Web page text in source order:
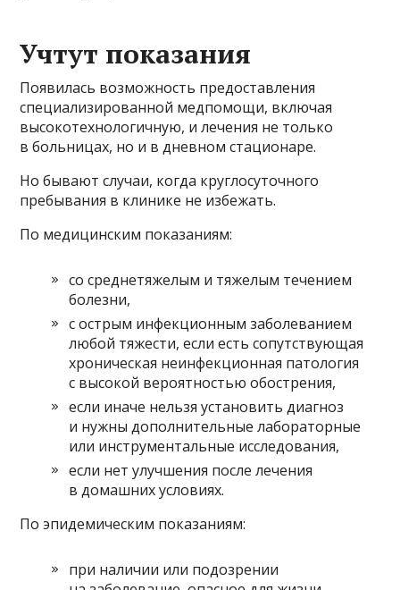
Учтут показания
Появилась возможность предоставления
специализированной медпомощи, включая
высокотехнологичную, и лечения не только
в больницах, но и в дневном стационаре.
Но бывают случаи, когда круглосуточного
пребывания в клинике не избежать.
По медицинским показаниям:
со среднетяжелым и тяжелым течением
болезни,
с острым инфекционным заболеванием
любой тяжести, если есть сопутствующая
хроническая неинфекционная патология
с высокой вероятностью обострения,
если иначе нельзя установить диагноз
и нужны дополнительные лабораторные
или инструментальные исследования,
если нет улучшения после лечения
в домашних условиях.
По эпидемическим показаниям:
при наличии или подозрении